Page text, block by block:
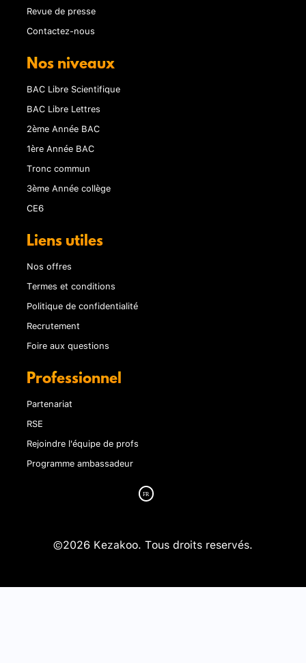
Revue de presse
Contactez-nous
Nos niveaux
BAC Libre Scientifique
BAC Libre Lettres
2ème Année BAC
1ère Année BAC
Tronc commun
3ème Année collège
CE6
Liens utiles
Nos offres
Termes et conditions
Politique de confidentialité
Recrutement
Foire aux questions
Professionnel
Partenariat
RSE
Rejoindre l'équipe de profs
Programme ambassadeur
©2026 Kezakoo. Tous droits reservés.